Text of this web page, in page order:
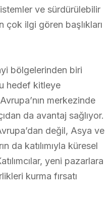
ve sürdürülebilir
çok ilgi gören başlıkları
bölgelerinden biri
hedef kitleye
merkezinde
da avantaj sağlıyor.
değil, Asya ve
da katılımıyla küresel
yeni pazarlara
kurma fırsatı